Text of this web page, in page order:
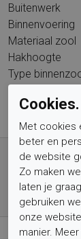
Buitenwerk
Binnenvoering
Materiaal zool
Hakhoogte
Type
Wandelklasse
Gratis
Bestel nu,
Levertijd 1-2
Retourtermijn
Cookies.
Met cookies
beter en
de website
Zo maken
laten je
gebruiken
onze
manier.